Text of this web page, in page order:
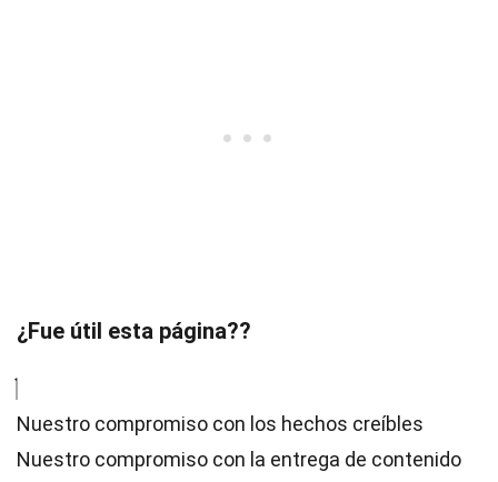
¿Fue útil esta página??
Nuestro compromiso con los hechos creíbles
Nuestro compromiso con la entrega de contenido